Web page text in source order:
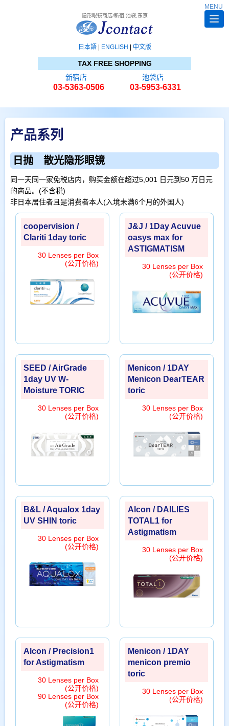
隐形眼镜商店/新宿,池袋,东京
日本語| ENGLISH 中文版
TAX FREE SHOPPING
新宿店
03-5363-0506
池袋店
03-5953-6331
MENU
产品系列
日抛 散光隐形眼镜
同一天同一家免税店内，购买金额在超过5,001 日元到50 万日元
的商品。(不含税)
非日本居住者且是消费者本人(入境未满6个月的外国人)
coopervision /
Clariti 1day toric
30 Lenses per Box
(公开价格)
J&J / 1Day Acuvue
oasys max for
ASTIGMATISM
30 Lenses per Box
(公开价格)
SEED / AirGrade
1day UV W-
Moisture TORIC
30 Lenses per Box
(公开价格)
Menicon / 1DAY
Menicon DearTEAR
toric
30 Lenses per Box
(公开价格)
B&L / Aqualox 1day
UV SHIN toric
30 Lenses per Box
(公开价格)
Alcon / DAILIES
TOTAL1 for
Astigmatism
30 Lenses per Box
(公开价格)
Alcon / Precision1
for Astigmatism
30 Lenses per Box
(公开价格)
90 Lenses per Box
(公开价格)
Menicon / 1DAY
menicon premio
toric
30 Lenses per Box
(公开价格)